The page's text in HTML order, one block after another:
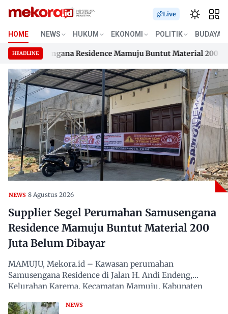
Skip
content
Live
HOME NEWS HUKUM EKONOMI POLITIK BUDAYA
HEADLINE
Samusengana Residence Mamuju Buntut Material 200 Juta
Samusengana Residence Mamuju Buntut Material 200 Juta
NEWS 8 Agustus 2026
Supplier Segel Perumahan Samusengana
Residence Mamuju Buntut Material 200
Juta Belum Dibayar
MAMUJU, Mekora.id – Kawasan perumahan
Samusengana Residence di Jalan H. Andi Endeng,
Kelurahan Karema, Kecamatan Mamuju, Kabupaten
NEWS